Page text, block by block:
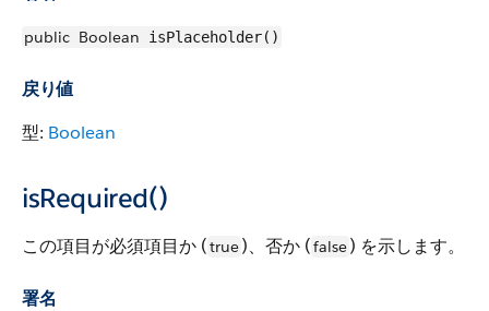
public Boolean isPlaceholder()
戻り値
型: Boolean
isRequired()
この項目が必須項目か (true)、否か (false) を示します。
署名